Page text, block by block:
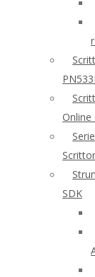
SDK